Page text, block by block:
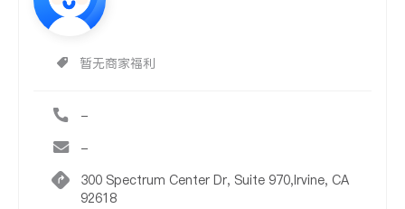
暂无商家福利
-
-
300 Spectrum Center Dr, Suite 970,Irvine, CA
92618